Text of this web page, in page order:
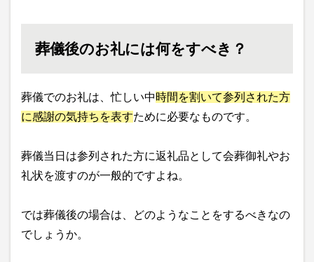
葬儀後のお礼には何をすべき？
葬儀でのお礼は、忙しい中時間を割いて参列された方
に感謝の気持ちを表すために必要なものです。
葬儀当日は参列された方に返礼品として会葬御礼やお
礼状を渡すのが一般的ですよね。
では葬儀後の場合は、どのようなことをするべきなの
でしょうか。